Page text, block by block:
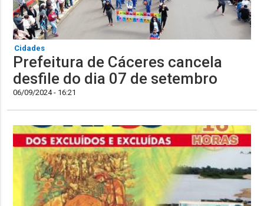
Cidades
Prefeitura de Cáceres cancela
desfile do dia 07 de setembro
06/09/2024 - 16:21